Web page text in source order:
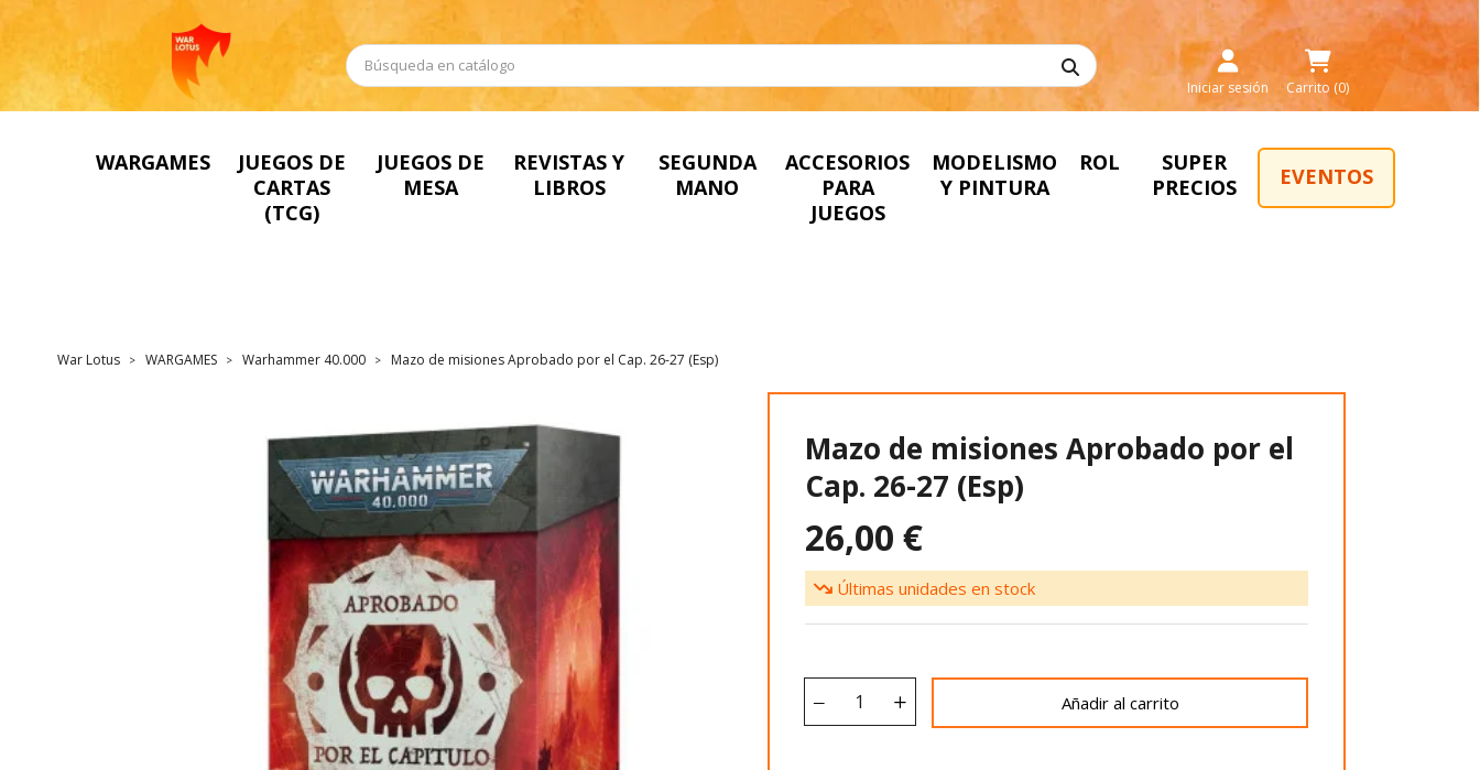
Iniciar sesión Carrito (0)
WARGAMES
JUEGOS DE
CARTAS
(TCG)
JUEGOS DE
MESA
REVISTAS Y
LIBROS
SEGUNDA
MANO
ACCESORIOS
PARA
JUEGOS
MODELISMO
Y PINTURA
ROL
SUPER
PRECIOS
EVENTOS
War Lotus WARGAMES Warhammer 40.000 Mazo de misiones Aprobado por el Cap. 26-27 (Esp)
Mazo de misiones Aprobado por el
Cap. 26-27 (Esp)
26,00 €
Últimas unidades en stock
Añadir al carrito